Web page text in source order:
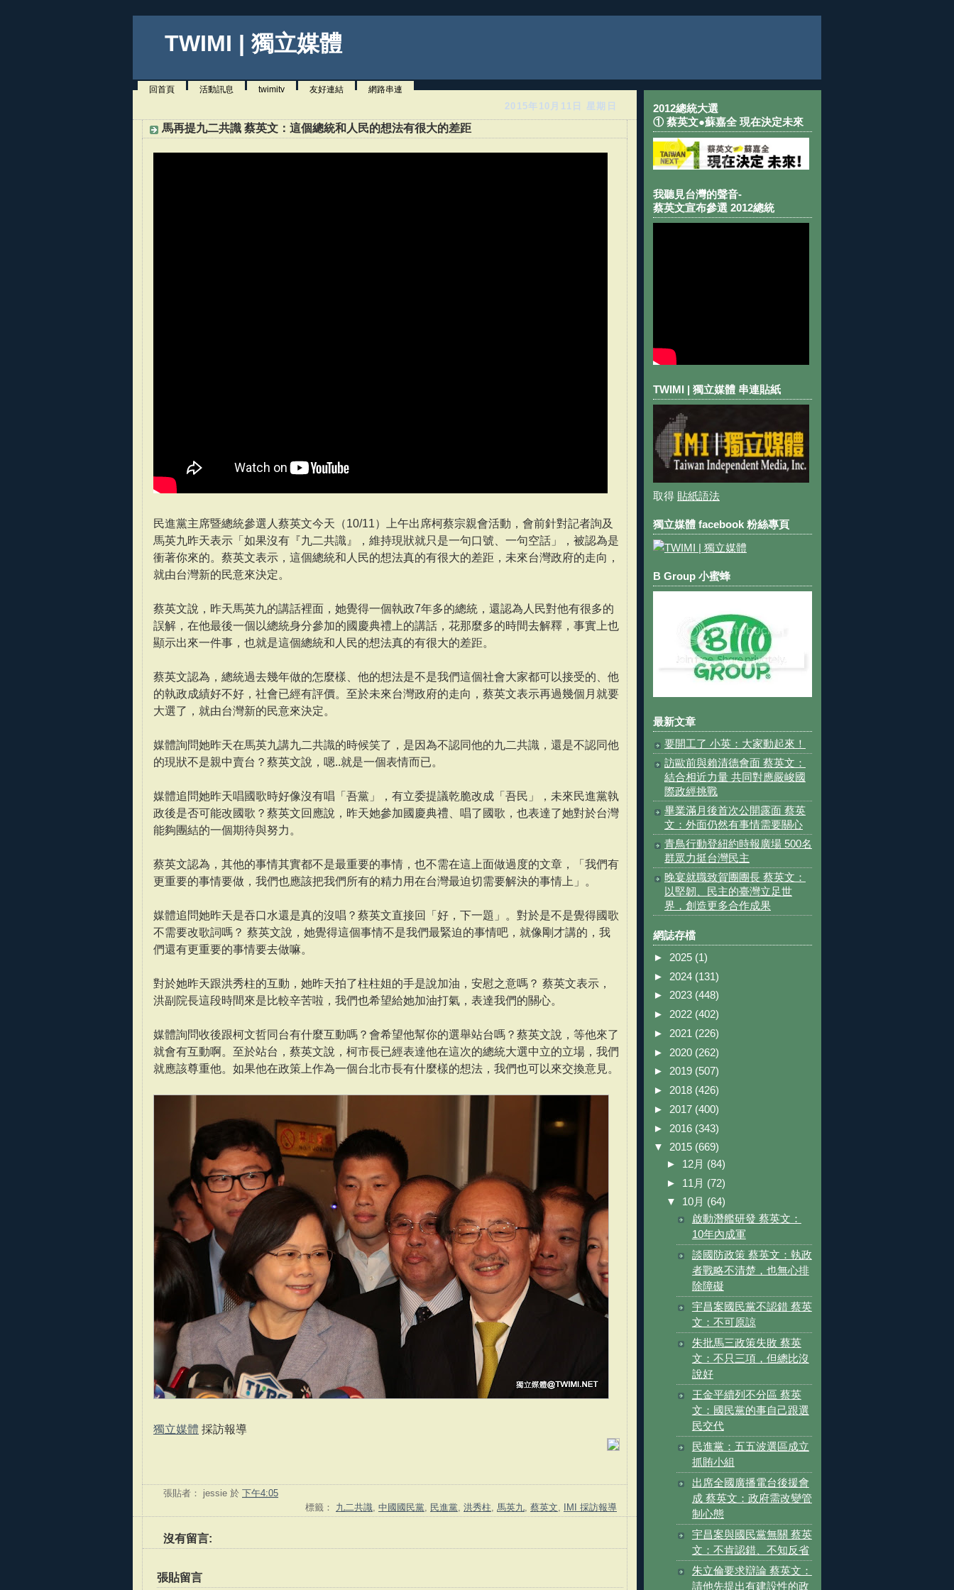
TWIMI | 獨立媒體
回首頁 活動訊息 twimitv 友好連結 網路串連
2015年10月11日 星期日
馬再提九二共識 蔡英文：這個總統和人民的想法有很大的差距
民進黨主席暨總統參選人蔡英文今天（10/11）上午出席柯蔡宗親會活動，會前針對記者詢及
馬英九昨天表示「如果沒有『九二共識』，維持現狀就只是一句口號、一句空話」，被認為是
衝著你來的。蔡英文表示，這個總統和人民的想法真的有很大的差距，未來台灣政府的走向，
就由台灣新的民意來決定。
蔡英文說，昨天馬英九的講話裡面，她覺得一個執政7年多的總統，還認為人民對他有很多的
誤解，在他最後一個以總統身分參加的國慶典禮上的講話，花那麼多的時間去解釋，事實上也
顯示出來一件事，也就是這個總統和人民的想法真的有很大的差距。
蔡英文認為，總統過去幾年做的怎麼樣、他的想法是不是我們這個社會大家都可以接受的、他
的執政成績好不好，社會已經有評價。至於未來台灣政府的走向，蔡英文表示再過幾個月就要
大選了，就由台灣新的民意來決定。
媒體詢問她昨天在馬英九講九二共識的時候笑了，是因為不認同他的九二共識，還是不認同他
的現狀不是親中賣台？蔡英文說，嗯..就是一個表情而已。
媒體追問她昨天唱國歌時好像沒有唱「吾黨」，有立委提議乾脆改成「吾民」，未來民進黨執
政後是否可能改國歌？蔡英文回應說，昨天她參加國慶典禮、唱了國歌，也表達了她對於台灣
能夠團結的一個期待與努力。
蔡英文認為，其他的事情其實都不是最重要的事情，也不需在這上面做過度的文章，「我們有
更重要的事情要做，我們也應該把我們所有的精力用在台灣最迫切需要解決的事情上」。
媒體追問她昨天是吞口水還是真的沒唱？蔡英文直接回「好，下一題」。對於是不是覺得國歌
不需要改歌詞嗎？ 蔡英文說，她覺得這個事情不是我們最緊迫的事情吧，就像剛才講的，我
們還有更重要的事情要去做嘛。
對於她昨天跟洪秀柱的互動，她昨天拍了柱柱姐的手是說加油，安慰之意嗎？ 蔡英文表示，
洪副院長這段時間來是比較辛苦啦，我們也希望給她加油打氣，表達我們的關心。
媒體詢問收後跟柯文哲同台有什麼互動嗎？會希望他幫你的選舉站台嗎？蔡英文說，等他來了
就會有互動啊。至於站台，蔡英文說，柯市長已經表達他在這次的總統大選中立的立場，我們
就應該尊重他。如果他在政策上作為一個台北市長有什麼樣的想法，我們也可以來交換意見。
獨立媒體 採訪報導
張貼者： jessie 於 下午4:05
標籤： 九二共識 中國國民黨 民進黨 洪秀柱 馬英九 蔡英文 IMI 採訪報導
沒有留言:
張貼留言
2012總統大選
① 蔡英文●蘇嘉全 現在決定未來
我聽見台灣的聲音-
蔡英文宣布參選 2012總統
TWIMI | 獨立媒體 串連貼紙
取得 貼紙語法
獨立媒體 facebook 粉絲專頁
B Group 小蜜蜂
最新文章
要開工了 小英：大家動起來！
訪歐前與賴清德會面 蔡英文：
結合相近力量 共同對應嚴峻國
際政經挑戰
畢業滿月後首次公開露面 蔡英
文：外面仍然有事情需要關心
青鳥行動登紐約時報廣場 500名
群眾力挺台灣民主
晚宴就職致賀團團長 蔡英文：
以堅韌、民主的臺灣立足世
界，創造更多合作成果
網誌存檔
► 2025 (1)
► 2024 (131)
► 2023 (448)
► 2022 (402)
► 2021 (226)
► 2020 (262)
► 2019 (507)
► 2018 (426)
► 2017 (400)
► 2016 (343)
▼ 2015 (669)
► 12月 (84)
► 11月 (72)
▼ 10月 (64)
啟動潛艦研發 蔡英文：
10年內成軍
談國防政策 蔡英文：執政
者戰略不清楚，也無心排
除障礙
宇昌案國民黨不認錯 蔡英
文：不可原諒
朱批馬三政策失敗 蔡英
文：不只三項，但總比沒
說好
王金平續列不分區 蔡英
文：國民黨的事自己跟選
民交代
民進黨：五五波選區成立
抓賄小組
出席全國廣播電台後援會
成 蔡英文：政府需改變管
制心態
宇昌案與國民黨無關 蔡英
文：不肯認錯、不知反省
朱立倫要求辯論 蔡英文：
請他先提出有建設性的政